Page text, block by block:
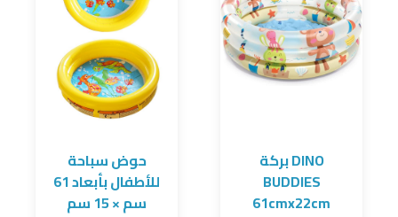
حوض سباحة
للأطفال بأبعاد 61
سم × 15 سم
بركة DINO
BUDDIES
61cmx22cm